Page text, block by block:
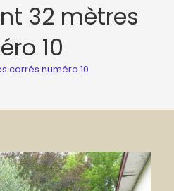
32 mètres
10
carrés numéro 10